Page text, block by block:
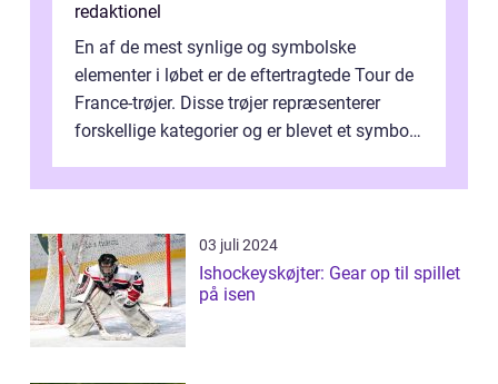
redaktionel
En af de mest synlige og symbolske
elementer i løbet er de eftertragtede Tour de
France-trøjer. Disse trøjer repræsenterer
forskellige kategorier og er blevet et symbol
03 juli 2024
Ishockeyskøjter: Gear op til spillet
på isen